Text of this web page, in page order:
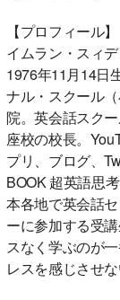
【プロフィール】
イムラン・スィ
1976年11月14日
ナル・スクール
院。英会話スク
座校の校長。
プリ、ブログ、
BOOK 超英語思
本各地で英会話
ーに参加する受
スなく学ぶのが
レスを感じさせ